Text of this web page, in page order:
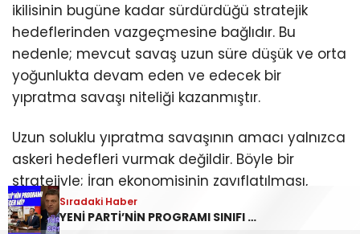
ikilisinin bugüne kadar sürdürdüğü stratejik
hedeflerinden vazgeçmesine bağlıdır. Bu
nedenle; mevcut savaş uzun süre düşük ve orta
yoğunlukta devam eden ve edecek bir
yıpratma savaşı niteliği kazanmıştır.
Uzun soluklu yıpratma savaşının amacı yalnızca
askeri hedefleri vurmak değildir. Böyle bir
stratejiyle; İran ekonomisinin zayıflatılması,
altyapının tahrip edilmesi, toplumsal
huzursuzluğun arttırılması, etnik ve mezhepsel
Sıradaki Haber
YENİ PARTİ’NİN PROGRAMI SINIFI GEÇER Mİ?